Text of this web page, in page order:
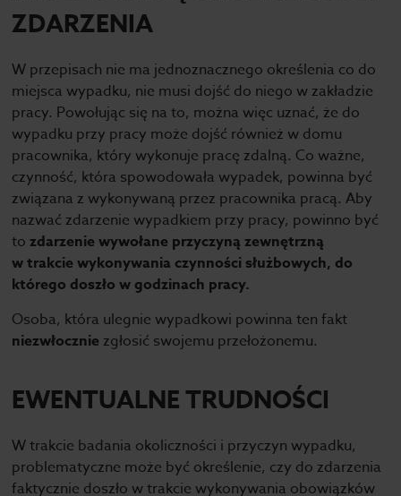
ZDARZENIA
W przepisach nie ma jednoznacznego określenia co do
miejsca wypadku, nie musi dojść do niego w zakładzie
pracy. Powołując się na to, można więc uznać, że do
wypadku przy pracy może dojść również w domu
pracownika, który wykonuje pracę zdalną. Co ważne,
czynność, która spowodowała wypadek, powinna być
związana z wykonywaną przez pracownika pracą. Aby
nazwać zdarzenie wypadkiem przy pracy, powinno być
tozdarzenie wywołane przyczyną zewnętrzną
w trakcie wykonywania czynności służbowych, do
którego doszło w godzinach pracy.
Osoba, która ulegnie wypadkowi powinna ten fakt
niezwłocznie zgłosić swojemu przełożonemu.
EWENTUALNE TRUDNOŚCI
W trakcie badania okoliczności i przyczyn wypadku,
problematyczne może być określenie, czy do zdarzenia
faktycznie doszło w trakcie wykonywania obowiązków